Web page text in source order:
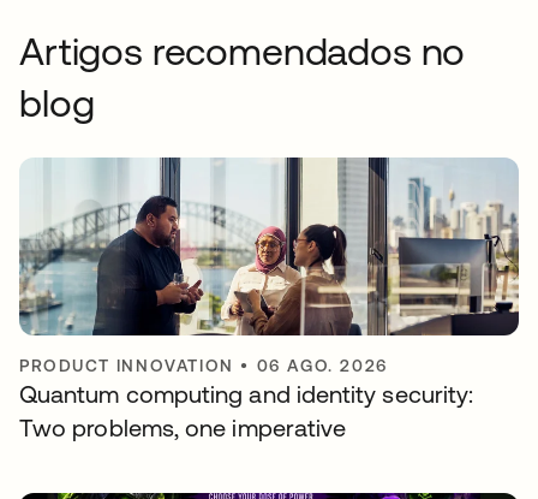
Artigos recomendados no
blog
PRODUCT INNOVATION • 06 AGO. 2026
Quantum computing and identity security:
Two problems, one imperative